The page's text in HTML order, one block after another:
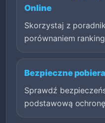
Online
Skorzystaj z
porównaniem
Bezpieczne
Sprawdź
podstawową